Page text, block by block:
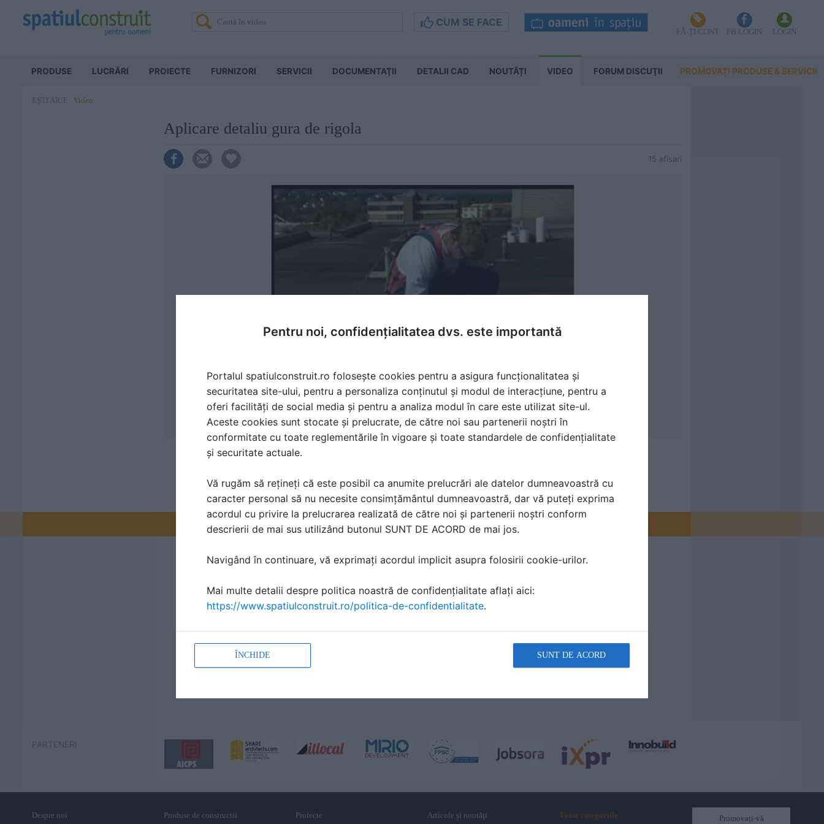
CUM SE FACE
FĂ-ȚI CONT FB LOGIN LOGIN
PRODUSE LUCRĂRI PROIECTE FURNIZORI SERVICII DOCUMENTAŢII DETALII CAD NOUTĂȚI VIDEO FORUM DISCUŢII PROMOVAȚI PRODUSE & SERVICII
EȘTI AICI: Video
Aplicare detaliu gura de rigola
15 afisari
Promovați-vă produsele și serviciile pe SpatiulConstruit.ro!
PARTENERI
Despre noi Produse de constructii Proiecte Articole și noutăţi Toate categoriile
Promovați-vă
Pentru noi, confidențialitatea dvs. este importantă
Portalul spatiulconstruit.ro folosește cookies pentru a asigura funcționalitatea și
securitatea site-ului, pentru a personaliza conținutul și modul de interacțiune, pentru a
oferi facilități de social media și pentru a analiza modul în care este utilizat site-ul.
Aceste cookies sunt stocate și prelucrate, de către noi sau partenerii noștri în
conformitate cu toate reglementările în vigoare și toate standardele de confidențialitate
și securitate actuale.
Vă rugăm să rețineți că este posibil ca anumite prelucrări ale datelor dumneavoastră cu
caracter personal să nu necesite consimțământul dumneavoastră, dar vă puteți exprima
acordul cu privire la prelucrarea realizată de către noi și partenerii noștri conform
descrierii de mai sus utilizând butonul SUNT DE ACORD de mai jos.
Navigând în continuare, vă exprimați acordul implicit asupra folosirii cookie-urilor.
Mai multe detalii despre politica noastră de confidențialitate aflați aici:
https://www.spatiulconstruit.ro/politica-de-confidentialitate.
ÎNCHIDE SUNT DE ACORD